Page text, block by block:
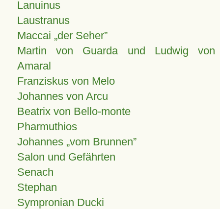
Lanuinus
Laustranus
Maccai „der Seher”
Martin von Guarda und Ludwig von
Amaral
Franziskus von Melo
Johannes von Arcu
Beatrix von Bello-monte
Pharmuthios
Johannes vom Brunnen
Salon und Gefährten
Senach
Stephan
Sympronian Ducki